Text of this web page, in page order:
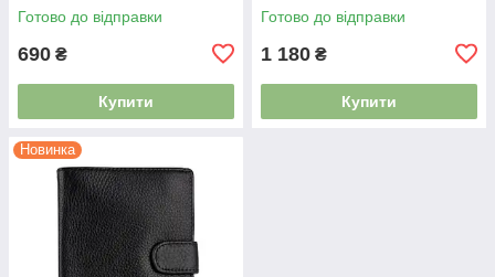
Готово до відправки
690 ₴
Купити
Готово до відправки
1 180 ₴
Купити
Новинка